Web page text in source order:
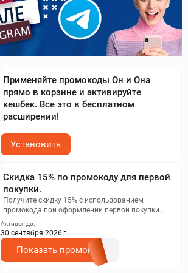
Применяйте промокоды Он и Она
прямо в корзине и активируйте
кешбек. Все это в бесплатном
расширении!
Установить
Скидка 15% по промокоду для первой
покупки.
Получите скидку 15% с использованием
промокода при оформлении первой покупки.
определенное количество товаров,
перечисленных на этой странице
Активен до:
30 сентября 2026 г.
Показать промокод